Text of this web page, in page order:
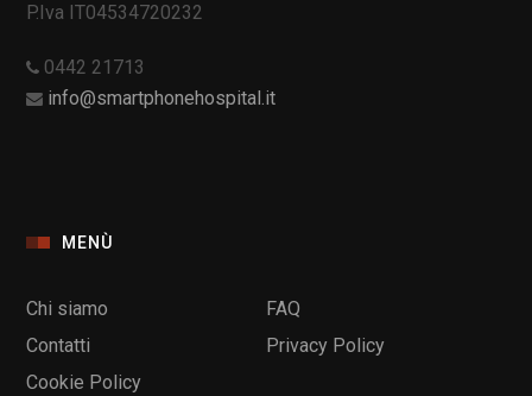
P.Iva IT04534720232
0442 21713
info@smartphonehospital.it
MENÙ
Chi siamo
FAQ
Contatti
Privacy Policy
Cookie Policy